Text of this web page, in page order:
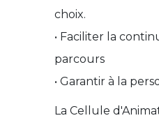
choix.
• Faciliter la
parcours
• Garantir à la
La Cellule